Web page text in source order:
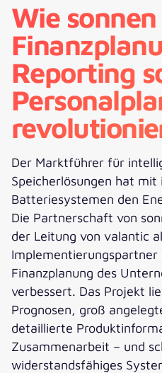
Wie sonnen
Reporting
Der Marktführer für
Speicherlösungen hat
Batteriesystemen den
Die Partnerschaft von
der Leitung von valantic
Implementierungspartner
Finanzplanung des
verbessert. Das Projekt
Prognosen, groß
detaillierte
Zusammenarbeit – und
widerstandsfähiges